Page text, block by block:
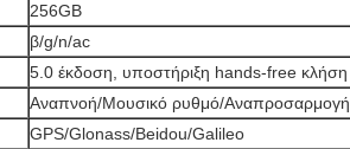
256GB
β/g/n/ac
5.0 έκδοση, υποστήριξη hands-free κλήση
Αναπνοή/Μουσικό ρυθμό/Αναπροσαρμογή
GPS/Glonass/Beidou/Galileo